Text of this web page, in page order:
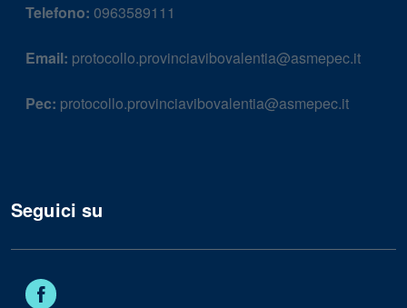
Telefono: 0963589111
Email: protocollo.provinciavibovalentia@asmepec.it
Pec: protocollo.provinciavibovalentia@asmepec.it
Seguici su